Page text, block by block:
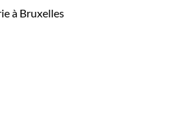
à Bruxelles